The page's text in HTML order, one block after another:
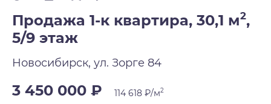
Продажа 1-к квартира, 30,1 м2,
5/9 этаж
Новосибирск, ул. Зорге 84
3 450 000 ₽ 114 618 ₽/м2